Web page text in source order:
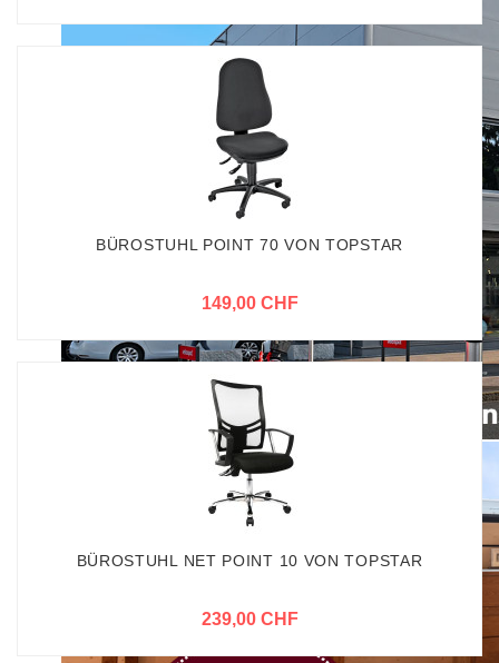
BÜROSTUHL POINT 70 VON TOPSTAR
149,00 CHF
BÜROSTUHL NET POINT 10 VON TOPSTAR
239,00 CHF